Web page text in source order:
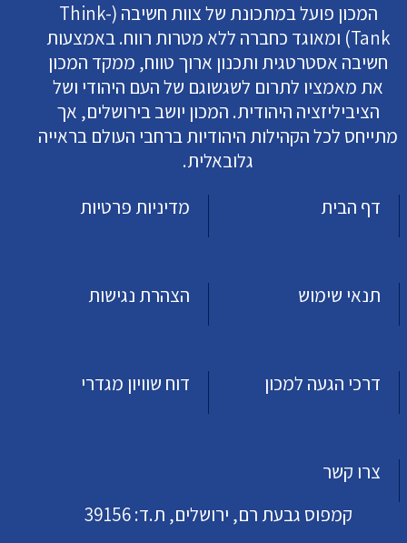
המכון פועל במתכונת של צוות חשיבה (Think-
Tank) ומאוגד כחברה ללא מטרות רווח. באמצעות
חשיבה אסטרטגית ותכנון ארוך טווח, ממקד המכון
את מאמציו לתרום לשגשוגם של העם היהודי ושל
הציביליזציה היהודית. המכון יושב בירושלים, אך
מתייחס לכל הקהילות היהודיות ברחבי העולם בראייה
גלובאלית.
דף הבית
מדיניות פרטיות
תנאי שימוש הצהרת נגישות
דרכי הגעה למכון דוח שוויון מגדרי
צרו קשר
קמפוס גבעת רם, ירושלים, ת.ד: 39156